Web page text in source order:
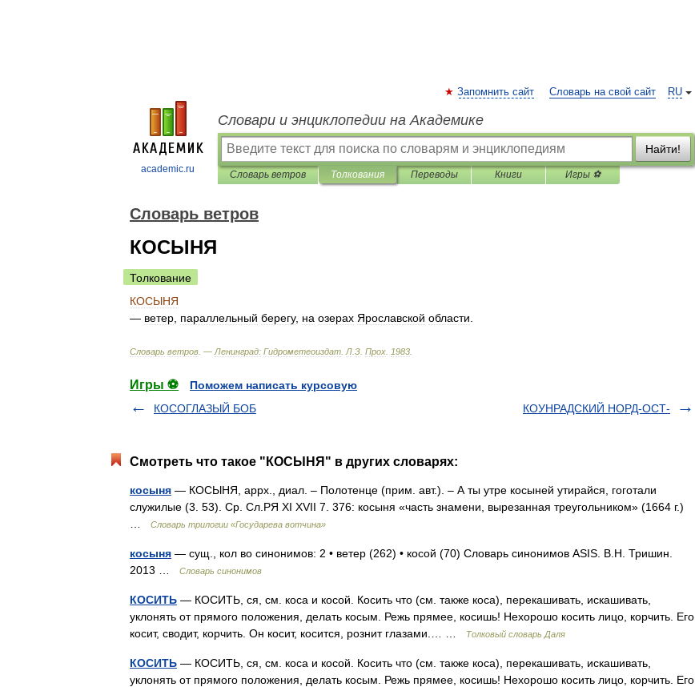
academic.ru
RU
Запомнить сайт Словарь на свой сайт
Словари и энциклопедии на Академике
Найти!
Словарь ветров Толкования Переводы Книги Игры ⚽
Словарь ветров
КОСЫНЯ
Толкование
КОСЫНЯ
— ветер параллельный берегу, на озерах Ярославской области
Словарь ветров . — Ленинград: Гидрометеоиздат Л З Прох 1983
Игры ⚽
Поможем написать курсовую
КОСОГЛАЗЫЙ БОБ
КОУНРАДСКИЙ НОРД-ОСТ-
Смотреть что такое "КОСЫНЯ" в других словарях:
косыня — КОСЫНЯ, аррх., диал. – Полотенце (прим. авт.). – А ты утре косыней утирайся, гоготали
служилые (3. 53). Ср. Сл.РЯ XI XVII 7. 376: косыня «часть знамени, вырезанная треугольником» (1664 г.)
Словарь трилогии «Государева вотчина»
косыня — сущ., кол во синонимов: 2 • ветер (262) • косой (70) Словарь синонимов ASIS. В.Н. Тришин.
2013 …
Словарь синонимов
КОСИТЬ — КОСИТЬ, ся, см. коса и косой. Косить что (см. также коса), перекашивать, искашивать,
уклонять от прямого положения, делать косым. Режь прямее, косишь! Нехорошо косить лицо, корчить. Его
косит, сводит, корчить. Он косит, косится, рознит глазами.… …
Толковый словарь Даля
КОСИТЬ — КОСИТЬ, ся, см. коса и косой. Косить что (см. также коса), перекашивать, искашивать,
уклонять от прямого положения, делать косым. Режь прямее, косишь! Нехорошо косить лицо, корчить. Его